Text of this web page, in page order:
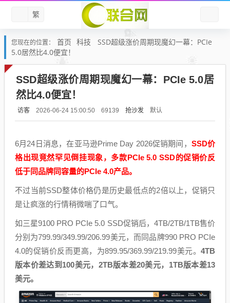
繁
您现在的位置： 首页 科技
SSD超级涨价周期现魔幻一幕：PCIe
5.0居然比4.0便宜！
SSD超级涨价周期现魔幻一幕：PCIe 5.0居
然比4.0便宜！
访客 2026-06-24 15:00:50 69139 抢沙发 默认
6月24日消息，在亚马逊Prime Day 2026促销期间， SSD价
格出现竟然罕见倒挂现象，多款PCIe 5.0 SSD的促销价反
低于同品牌同容量的PCIe 4.0产品。
不过当前SSD整体价格仍是历史最低点的2倍以上，促销只
是让疯涨的行情稍微喘了口气。
如三星9100 PRO PCIe 5.0 SSD促销后，4TB/2TB/1TB售价
分别为799.99/349.99/206.99美元，而同品牌990 PRO PCIe
4.0的促销价反而更高，为899.95/369.99/219.99美元。 4TB
版本价差达到100美元，2TB版本差20美元，1TB版本差13
美元。